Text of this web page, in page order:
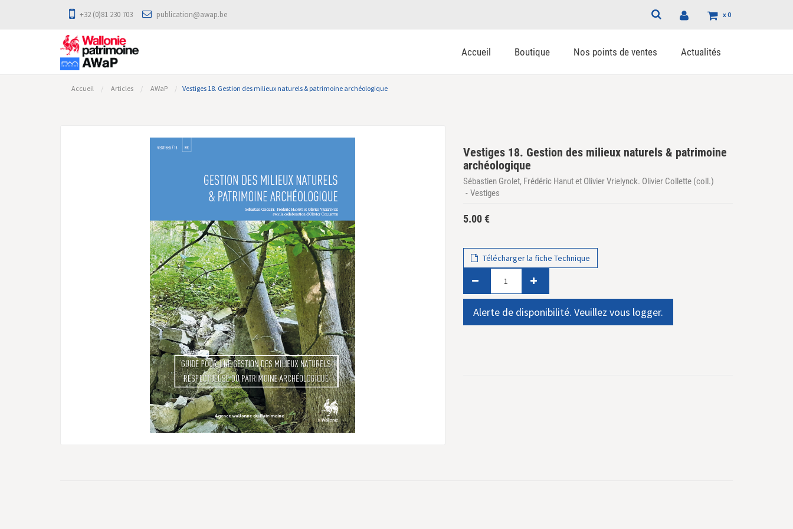
+32 (0)81 230 703 publication@awap.be x0
Accueil Boutique Nos points de ventes Actualités
Accueil Articles AWaP Vestiges 18. Gestion des milieux naturels & patrimoine archéologique
Vestiges 18. Gestion des milieux naturels & patrimoine
archéologique
Sébastien Grolet, Frédéric Hanut et Olivier Vrielynck. Olivier Collette (coll.)
Vestiges
5.00€
Télécharger la fiche Technique
Alerte de disponibilité. Veuillez vous logger.